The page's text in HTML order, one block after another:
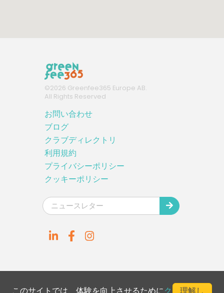
©2026 Greenfee365 Europe AB.
All Rights Reserved
お問い合わせ
ブログ
クラブディレクトリ
利用規約
プライバシーポリシー
クッキーポリシー